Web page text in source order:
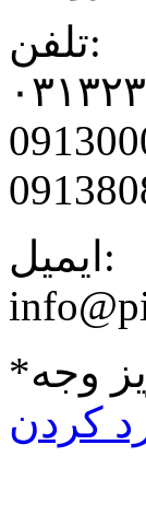
تلفن:
ایمیل:
وجه
کردن